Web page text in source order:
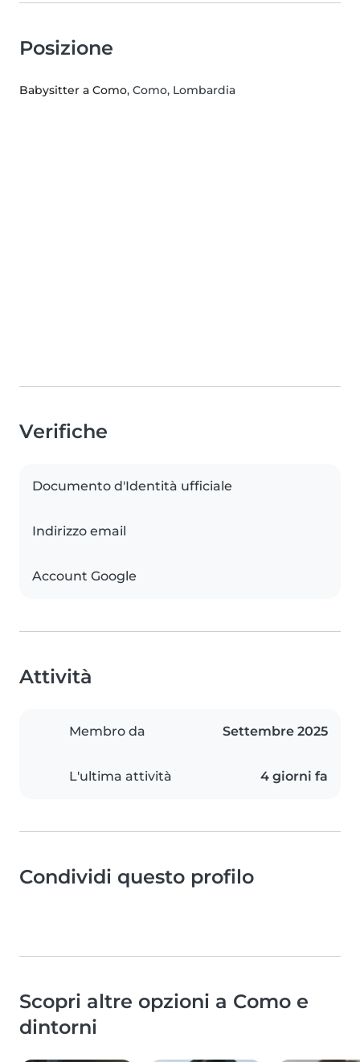
Posizione
Babysitter a Como, Como, Lombardia
Verifiche
Documento d'Identità ufficiale
Indirizzo email
Account Google
Attività
Membro da Settembre 2025
L'ultima attività 4 giorni fa
Condividi questo profilo
Scopri altre opzioni a Como e
dintorni